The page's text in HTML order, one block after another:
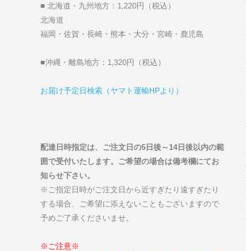
■ 北海道・九州地方：1,220円（税込）
北海道
福岡・佐賀・長崎・熊本・大分・宮崎・鹿児島
■沖縄・離島地方：1,320円（税込）
お届け予定日検索（ヤマト運輸HPより）
配達日時指定は、ご注文日の5日後～14日後以内の範
囲で受付いたします。ご希望の場合は備考欄にてお
知らせ下さい。
※ご指定日時がご注文日から近すぎたり遠すぎたり
する場合、ご希望に添えないこともございますので
予めご了承くださいませ。
※ご注意※